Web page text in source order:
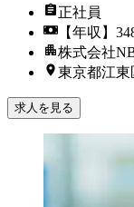
正社員
【年収】
株式会社
東京都江東
求人を見る